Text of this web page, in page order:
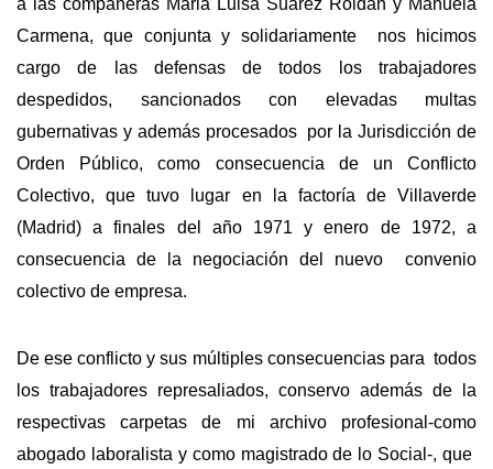
a las compañeras Maria Luisa Suarez Roldan y Manuela
Carmena, que conjunta y solidariamente nos hicimos
cargo de las defensas de todos los trabajadores
despedidos, sancionados con elevadas multas
gubernativas y además procesados por la Jurisdicción de
Orden Público, como consecuencia de un Conflicto
Colectivo, que tuvo lugar en la factoría de Villaverde
(Madrid) a finales del año 1971 y enero de 1972, a
consecuencia de la negociación del nuevo convenio
colectivo de empresa.
De ese conflicto y sus múltiples consecuencias para todos
los trabajadores represaliados, conservo además de la
respectivas carpetas de mi archivo profesional-como
abogado laboralista y como magistrado de lo Social-, que